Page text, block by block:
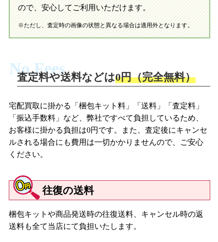
ので、安心してご利用いただけます。
※ただし、査定時の画像の状態と異なる場合は適用外となります。
No Fees
査定料や送料などは0円（完全無料）
宅配買取に掛かる「梱包キット料」「送料」「査定料」
「振込手数料」など、弊社ですべて負担しているため、
お客様に掛かる負担は0円です。また、査定後にキャンセ
ルされる場合にも費用は一切かかりませんので、ご安心
ください。
往復の送料
梱包キットや商品発送時の往復送料、キャンセル時の返
送料も全て当店にて負担いたします。